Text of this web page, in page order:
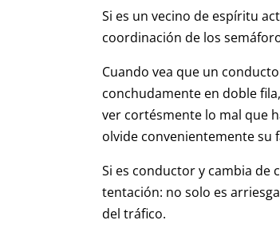
Si es un vecino de espíritu
coordinación de los
Cuando vea que un
conchudamente en doble
ver cortésmente lo mal que
olvide convenientemente su
Si es conductor y cambia de
tentación: no solo es
del tráfico.